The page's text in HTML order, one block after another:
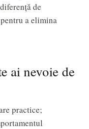
de
a elimina
ai nevoie de
practice;